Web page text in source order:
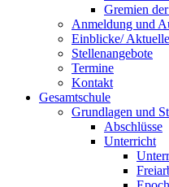
Gremien
Anmeldung und
Einblicke/
Stellenangebote
Termine
Kontakt
Gesamtschule
Grundlagen und
Abschlüsse
Unterricht